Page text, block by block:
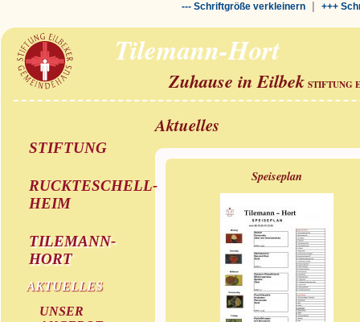
--- Schriftgröße verkleinern| +++
Tilemann-Hort
Zuhause in Eilbek STIFTUNG
STIFTUNG
RUCKTESCHELL-
HEIM
TILEMANN-
HORT
AKTUELLES
UNSER
Aktuelles
Speiseplan